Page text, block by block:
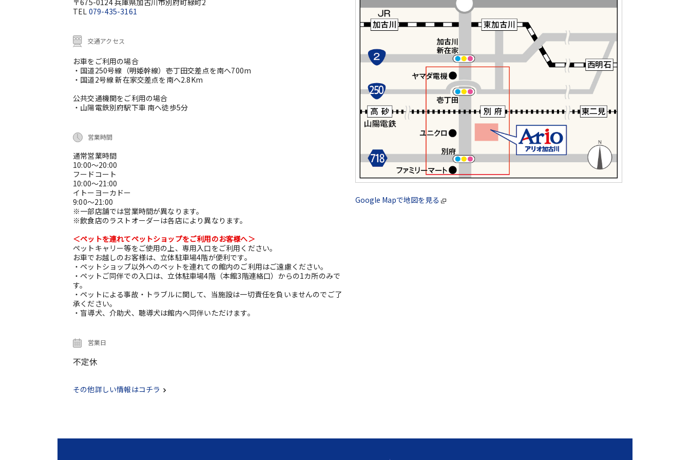
TEL 079-435-3161
交通アクセス
お車をご利用の場合
・国道250号線（明姫幹線）壱丁田交差点を南へ700m
・国道2号線 新在家交差点を南へ2.8Km
公共交通機関をご利用の場合
・山陽電鉄別府駅下車 南へ徒歩5分
営業時間
通常営業時間
10:00～20:00
フードコート
10:00～21:00
イトーヨーカドー
9:00～21:00
※一部店舗では営業時間が異なります。
※飲食店のラストオーダーは各店により異なります。
＜ペットを連れてペットショップをご利用のお客様へ＞
ペットキャリー等をご使用の上、専用入口をご利用ください。
お車でお越しのお客様は、立体駐車場4階が便利です。
・ペットショップ以外へのペットを連れての館内のご利用はご遠慮ください。
・ペットご同伴での入口は、立体駐車場4階（本館3階連絡口）からの1カ所のみで
す。
・ペットによる事故・トラブルに関して、当施設は一切責任を負いませんのでご了
承ください。
・盲導犬、介助犬、聴導犬は館内へ同伴いただけます。
営業日
不定休
その他詳しい情報はコチラ
Google Mapで地図を見る